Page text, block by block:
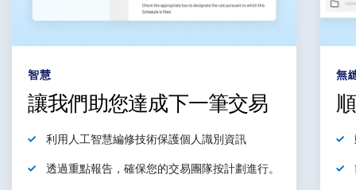
智慧
讓我們助您達成下一筆交易
利用 人工智慧編修技術保護個人識別資訊
透過重點報告， 確保您的交易團隊按計劃進行。
無